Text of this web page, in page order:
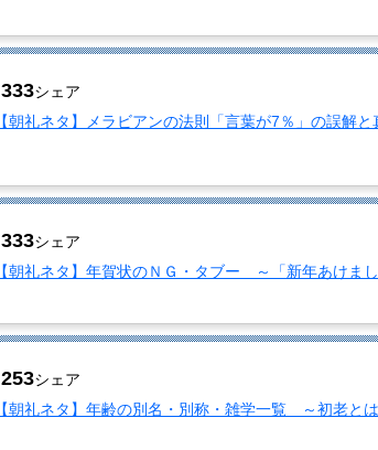
333シェア
【朝礼ネタ】メラビアンの法則「言葉が7％」の誤解と
333シェア
【朝礼ネタ】年賀状のＮＧ・タブー ～「新年あけま
253シェア
【朝礼ネタ】年齢の別名・別称・雑学一覧 ～初老と